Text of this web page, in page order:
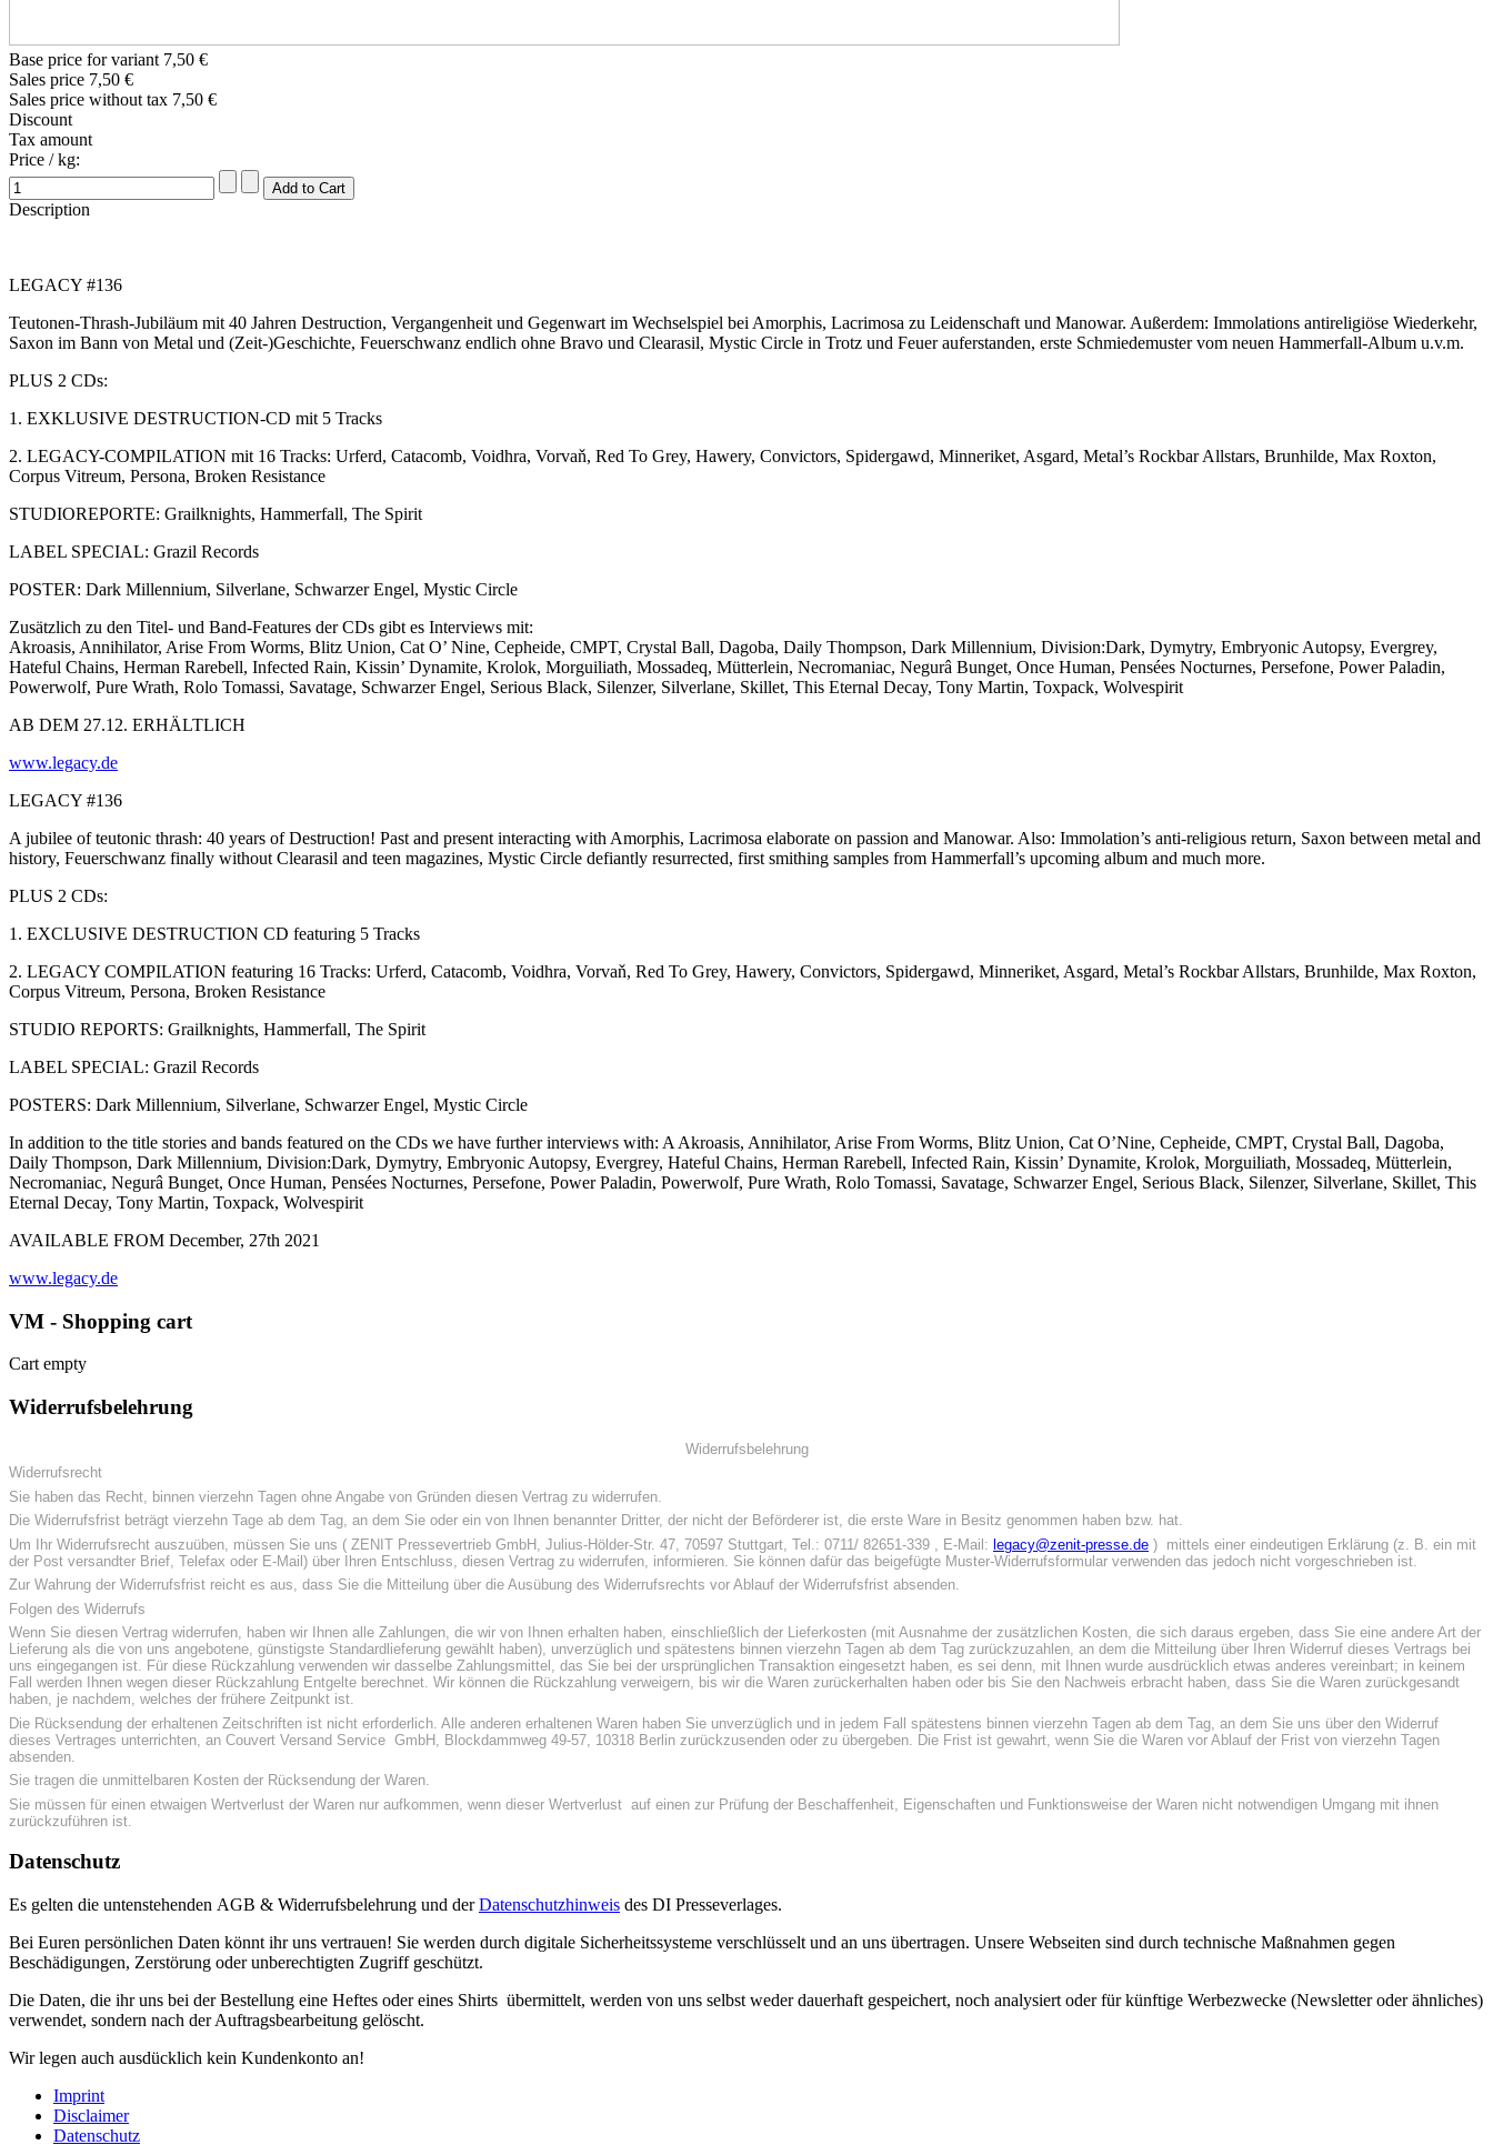
Base price for variant 7,50 €
Sales price 7,50 €
Sales price without tax 7,50 €
Discount
Tax amount
Price / kg:
Description
LEGACY #136
Teutonen-Thrash-Jubiläum mit 40 Jahren Destruction, Vergangenheit und Gegenwart im Wechselspiel bei Amorphis, Lacrimosa zu Leidenschaft und Manowar. Außerdem: Immolations antireligiöse Wiederkehr,
Saxon im Bann von Metal und (Zeit-)Geschichte, Feuerschwanz endlich ohne Bravo und Clearasil, Mystic Circle in Trotz und Feuer auferstanden, erste Schmiedemuster vom neuen Hammerfall-Album u.v.m.
PLUS 2 CDs:
1. EXKLUSIVE DESTRUCTION-CD mit 5 Tracks
2. LEGACY-COMPILATION mit 16 Tracks: Urferd, Catacomb, Voidhra, Vorvaň, Red To Grey, Hawery, Convictors, Spidergawd, Minneriket, Asgard, Metal’s Rockbar Allstars, Brunhilde, Max Roxton,
Corpus Vitreum, Persona, Broken Resistance
STUDIOREPORTE: Grailknights, Hammerfall, The Spirit
LABEL SPECIAL: Grazil Records
POSTER: Dark Millennium, Silverlane, Schwarzer Engel, Mystic Circle
Zusätzlich zu den Titel- und Band-Features der CDs gibt es Interviews mit:
Akroasis, Annihilator, Arise From Worms, Blitz Union, Cat O’ Nine, Cepheide, CMPT, Crystal Ball, Dagoba, Daily Thompson, Dark Millennium, Division:Dark, Dymytry, Embryonic Autopsy, Evergrey,
Hateful Chains, Herman Rarebell, Infected Rain, Kissin’ Dynamite, Krolok, Morguiliath, Mossadeq, Mütterlein, Necromaniac, Negurâ Bunget, Once Human, Pensées Nocturnes, Persefone, Power Paladin,
Powerwolf, Pure Wrath, Rolo Tomassi, Savatage, Schwarzer Engel, Serious Black, Silenzer, Silverlane, Skillet, This Eternal Decay, Tony Martin, Toxpack, Wolvespirit
AB DEM 27.12. ERHÄLTLICH
www.legacy.de
LEGACY #136
A jubilee of teutonic thrash: 40 years of Destruction! Past and present interacting with Amorphis, Lacrimosa elaborate on passion and Manowar. Also: Immolation’s anti-religious return, Saxon between metal and
history, Feuerschwanz finally without Clearasil and teen magazines, Mystic Circle defiantly resurrected, first smithing samples from Hammerfall’s upcoming album and much more.
PLUS 2 CDs:
1. EXCLUSIVE DESTRUCTION CD featuring 5 Tracks
2. LEGACY COMPILATION featuring 16 Tracks: Urferd, Catacomb, Voidhra, Vorvaň, Red To Grey, Hawery, Convictors, Spidergawd, Minneriket, Asgard, Metal’s Rockbar Allstars, Brunhilde, Max Roxton,
Corpus Vitreum, Persona, Broken Resistance
STUDIO REPORTS: Grailknights, Hammerfall, The Spirit
LABEL SPECIAL: Grazil Records
POSTERS: Dark Millennium, Silverlane, Schwarzer Engel, Mystic Circle
In addition to the title stories and bands featured on the CDs we have further interviews with: A Akroasis, Annihilator, Arise From Worms, Blitz Union, Cat O’Nine, Cepheide, CMPT, Crystal Ball, Dagoba,
Daily Thompson, Dark Millennium, Division:Dark, Dymytry, Embryonic Autopsy, Evergrey, Hateful Chains, Herman Rarebell, Infected Rain, Kissin’ Dynamite, Krolok, Morguiliath, Mossadeq, Mütterlein,
Necromaniac, Negurâ Bunget, Once Human, Pensées Nocturnes, Persefone, Power Paladin, Powerwolf, Pure Wrath, Rolo Tomassi, Savatage, Schwarzer Engel, Serious Black, Silenzer, Silverlane, Skillet, This
Eternal Decay, Tony Martin, Toxpack, Wolvespirit
AVAILABLE FROM December, 27th 2021
www.legacy.de
VM - Shopping cart
Cart empty
Widerrufsbelehrung
Widerrufsbelehrung
Widerrufsrecht
Sie haben das Recht, binnen vierzehn Tagen ohne Angabe von Gründen diesen Vertrag zu widerrufen.
Die Widerrufsfrist beträgt vierzehn Tage ab dem Tag, an dem Sie oder ein von Ihnen benannter Dritter, der nicht der Beförderer ist, die erste Ware in Besitz genommen haben bzw. hat.
Um Ihr Widerrufsrecht auszuüben, müssen Sie uns ( ZENIT Pressevertrieb GmbH, Julius-Hölder-Str. 47, 70597 Stuttgart, Tel.: 0711/ 82651-339 , E-Mail: legacy@zenit-presse.de ) mittels einer eindeutigen Erklärung (z. B. ein mit
der Post versandter Brief, Telefax oder E-Mail) über Ihren Entschluss, diesen Vertrag zu widerrufen, informieren. Sie können dafür das beigefügte Muster-Widerrufsformular verwenden das jedoch nicht vorgeschrieben ist.
Zur Wahrung der Widerrufsfrist reicht es aus, dass Sie die Mitteilung über die Ausübung des Widerrufsrechts vor Ablauf der Widerrufsfrist absenden.
Folgen des Widerrufs
Wenn Sie diesen Vertrag widerrufen, haben wir Ihnen alle Zahlungen, die wir von Ihnen erhalten haben, einschließlich der Lieferkosten (mit Ausnahme der zusätzlichen Kosten, die sich daraus ergeben, dass Sie eine andere Art der
Lieferung als die von uns angebotene, günstigste Standardlieferung gewählt haben), unverzüglich und spätestens binnen vierzehn Tagen ab dem Tag zurückzuzahlen, an dem die Mitteilung über Ihren Widerruf dieses Vertrags bei
uns eingegangen ist. Für diese Rückzahlung verwenden wir dasselbe Zahlungsmittel, das Sie bei der ursprünglichen Transaktion eingesetzt haben, es sei denn, mit Ihnen wurde ausdrücklich etwas anderes vereinbart; in keinem
Fall werden Ihnen wegen dieser Rückzahlung Entgelte berechnet. Wir können die Rückzahlung verweigern, bis wir die Waren zurückerhalten haben oder bis Sie den Nachweis erbracht haben, dass Sie die Waren zurückgesandt
haben, je nachdem, welches der frühere Zeitpunkt ist.
Die Rücksendung der erhaltenen Zeitschriften ist nicht erforderlich. Alle anderen erhaltenen Waren haben Sie unverzüglich und in jedem Fall spätestens binnen vierzehn Tagen ab dem Tag, an dem Sie uns über den Widerruf
dieses Vertrages unterrichten, an Couvert Versand Service GmbH, Blockdammweg 49-57, 10318 Berlin zurückzusenden oder zu übergeben. Die Frist ist gewahrt, wenn Sie die Waren vor Ablauf der Frist von vierzehn Tagen
absenden.
Sie tragen die unmittelbaren Kosten der Rücksendung der Waren.
Sie müssen für einen etwaigen Wertverlust der Waren nur aufkommen, wenn dieser Wertverlust auf einen zur Prüfung der Beschaffenheit, Eigenschaften und Funktionsweise der Waren nicht notwendigen Umgang mit ihnen
zurückzuführen ist.
Datenschutz
Es gelten die untenstehenden AGB & Widerrufsbelehrung und derDatenschutzhinweis des DI Presseverlages.
Bei Euren persönlichen Daten könnt ihr uns vertrauen! Sie werden durch digitale Sicherheitssysteme verschlüsselt und an uns übertragen. Unsere Webseiten sind durch technische Maßnahmen gegen
Beschädigungen, Zerstörung oder unberechtigten Zugriff geschützt.
Die Daten, die ihr uns bei der Bestellung eine Heftes oder eines Shirts übermittelt, werden von uns selbst weder dauerhaft gespeichert, noch analysiert oder für künftige Werbezwecke (Newsletter oder ähnliches)
verwendet, sondern nach der Auftragsbearbeitung gelöscht.
Wir legen auch ausdücklich kein Kundenkonto an!
Imprint
Disclaimer
Datenschutz